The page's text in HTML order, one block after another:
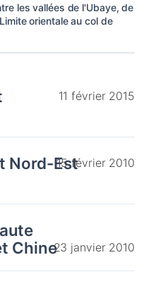
les vallées de l'Ubaye, de
orientale au col de
11 février 2015
Nord-Est15 février 2010
Chine23 janvier 2010